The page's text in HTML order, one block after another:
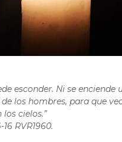
esconder. Ni se
los hombres, para que
los cielos.”
‭RVR1960‬‬.